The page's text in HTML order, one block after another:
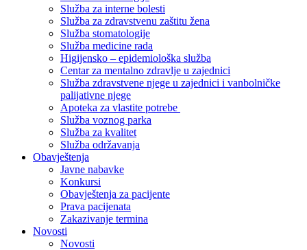
Služba za interne bolesti
Služba za zdravstvenu zaštitu žena
Služba stomatologije
Služba medicine rada
Higijensko – epidemiološka služba
Centar za mentalno zdravlje u zajednici
Služba zdravstvene njege u zajednici i vanbolničke
palijativne njege
Apoteka za vlastite potrebe
Služba voznog parka
Služba za kvalitet
Služba održavanja
Obavještenja
Javne nabavke
Konkursi
Obavještenja za pacijente
Prava pacijenata
Zakazivanje termina
Novosti
Novosti